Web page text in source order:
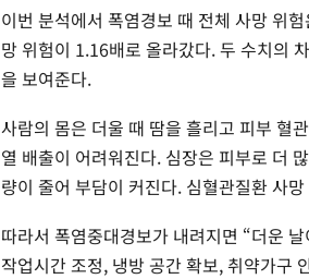
이번 분석에서 폭염경보 때 전체 사망 위
망 위험이 1.16배로 올라갔다. 두 수치의
을 보여준다.
사람의 몸은 더울 때 땀을 흘리고 피부 혈
열 배출이 어려워진다. 심장은 피부로 더
량이 줄어 부담이 커진다. 심혈관질환 사
따라서 폭염중대경보가 내려지면 “더운
작업시간 조정, 냉방 공간 확보, 취약가구